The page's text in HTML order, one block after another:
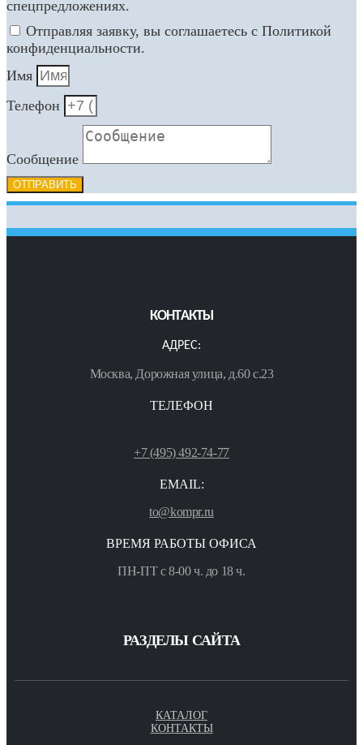
спецпредложениях.
Отправляя заявку, вы соглашаетесь с Политикой
конфиденциальности.
Имя
Телефон
Сообщение
ОТПРАВИТЬ
КОНТАКТЫ
АДРЕС:
Москва, Дорожная улица, д.60 с.23
ТЕЛЕФОН
+7 (495) 492-74-77
EMAIL:
to@kompr.ru
ВРЕМЯ РАБОТЫ ОФИСА
ПН-ПТ с 8-00 ч. до 18 ч.
РАЗДЕЛЫ САЙТА
КАТАЛОГ
КОНТАКТЫ